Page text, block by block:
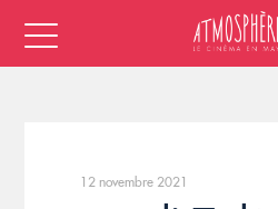
12 novembre 2021